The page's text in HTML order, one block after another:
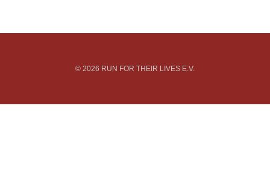
© 2026 RUN FOR THEIR LIVES E.V.